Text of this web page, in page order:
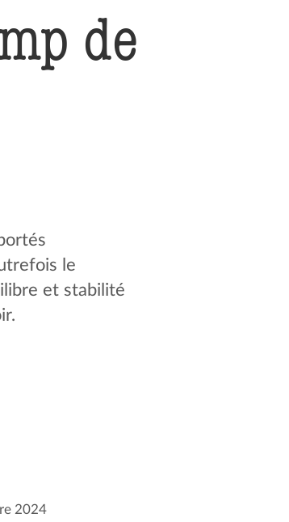
de
le
et stabilité
2024